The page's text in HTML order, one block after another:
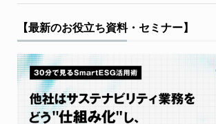
【最新のお役立ち資料・セミナー】